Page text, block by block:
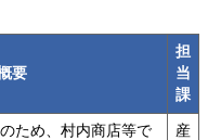
要
担
当
課
ため、村内商店等で
産